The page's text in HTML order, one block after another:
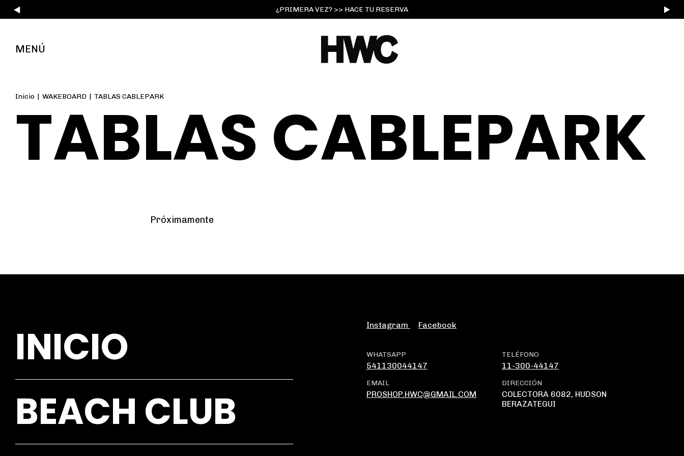
¿PRIMERA VEZ? >> HACE TU RESERVA
MENÚ
Inicio | WAKEBOARD | TABLAS CABLEPARK
TABLAS CABLEPARK
Próximamente
INICIO
BEACH CLUB
Instagram Facebook
WHATSAPP
541130044147
TELÉFONO
11-300-44147
EMAIL
PROSHOP.HWC@GMAIL.COM
DIRECCIÓN
COLECTORA 6082, HUDSON
BERAZATEGUI